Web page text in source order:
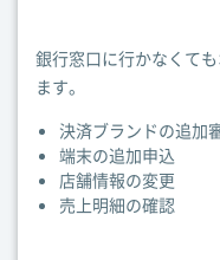
銀行窓口に行かなくて
ます。
決済ブランドの追加
端末の追加申込
店舗情報の変更
売上明細の確認